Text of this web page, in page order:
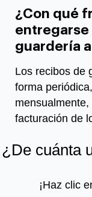
¿Con qué
entregarse
guardería
Los recibos de
forma
facturación de
¿De cuánta
¡Haz clic